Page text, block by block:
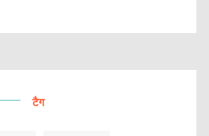
टैग